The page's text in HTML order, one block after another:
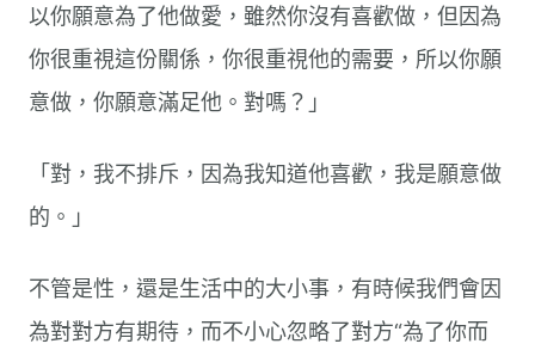
以你願意為了他做愛，雖然你沒有喜歡做，但因為
你很重視這份關係，你很重視他的需要，所以你願
意做，你願意滿足他。對嗎？」
「對，我不排斥，因為我知道他喜歡，我是願意做
的。」
不管是性，還是生活中的大小事，有時候我們會因
為對對方有期待，而不小心忽略了對方“為了你而